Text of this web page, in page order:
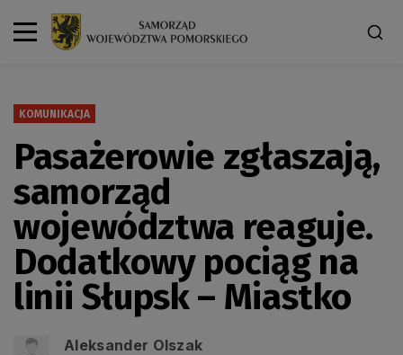
KOMUNIKACJA
Pasażerowie zgłaszają,
samorząd
województwa reaguje.
Dodatkowy pociąg na
linii Słupsk – Miastko
Aleksander Olszak